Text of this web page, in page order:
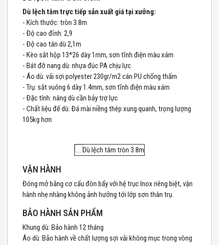
Dù lệch tâm trực tiếp sản xuất giá tại xưởng:
- Kích thước: tròn 3.8m
- Độ cao đỉnh: 2,9
- Độ cao tán dù 2,1m
- Kèo sắt hộp 13*26 dày 1mm, sơn tĩnh điện màu xám
- Bát đỡ nang dù: nhựa đúc PA chịu lực
- Áo dù: vải sợi polyester 230gr/m2 cán PU chống thấm
- Trụ: sắt vuông 6 dày 1.4mm, sơn tĩnh điện màu xám
- Đặc tính: nâng dù cần bảy trợ lực
- Chất liệu đế dù: Đá mài niềng thép xung quanh, trọng lượng
105kg hơn
VẬN HÀNH
Đóng mở bằng cơ cấu đòn bẩy với hệ trục Inox riêng biệt, vận
hành nhẹ nhàng không ảnh hưởng tới lớp sơn thân trụ.
BẢO HÀNH SẢN PHẨM
Khung dù: Bảo hành 12 tháng
Áo dù: Bảo hành về chất lượng sợi vải không mục trong vòng